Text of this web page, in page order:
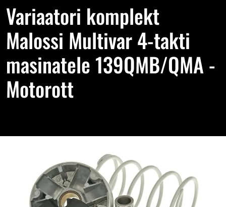
Variaatori komplekt
Malossi Multivar 4-takti
masinatele 139QMB/QMA -
Motorott